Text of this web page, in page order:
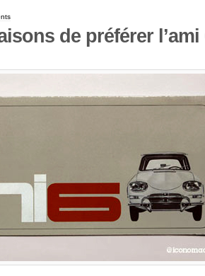
de préférer l’ami